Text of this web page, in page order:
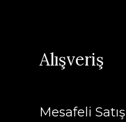
Alışveriş
Mesafeli Satış